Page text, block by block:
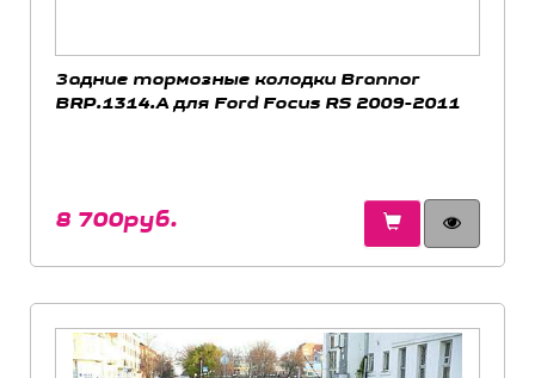
Задние тормозные колодки Brannor
BRP.1314.A для Ford Focus RS 2009-2011
8 700руб.